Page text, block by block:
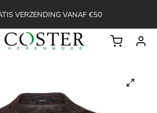
VERZENDING VANAF €50